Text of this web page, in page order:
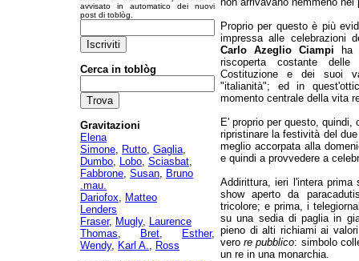
avvisato in automatico dei nuovi
post di toblòg.
Cerca in toblòg
Gravitazioni
Elena
Simone, Rutto, Gaglia,
Dumbo, Lobo, Sciasbat,
Fabbrone, Susan, Bruno
.mau.
Dariofox, Matteo
Lenders
Fraser, Mugly, Laurence
Thomas, Bret, Esther,
Wendy, Karl A., Ross
Proprio per questo è più
impressa alle celebrazioni
Carlo Azeglio Ciampi ha
riscoperta costante
Costituzione e dei suoi
"italianità"; ed in
momento centrale della vita
E' proprio per questo,
ripristinare la festività del
meglio accorpata alla
e quindi a provvedere a
Addirittura, ieri l'intera
show aperto da
tricolore; e prima, i
su una sedia di paglia in
pieno di alti richiami ai
verore pubblico: simbolo
un re in una monarchia.